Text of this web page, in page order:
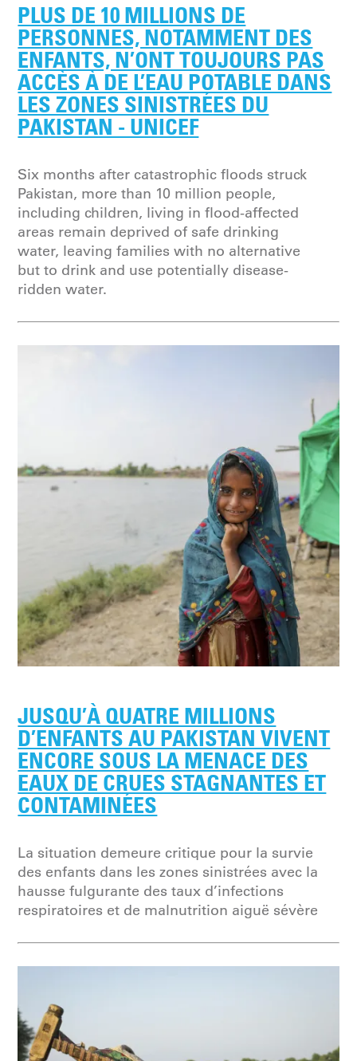
PLUS DE 10 MILLIONS DE
PERSONNES, NOTAMMENT DES
ENFANTS, N’ONT TOUJOURS PAS
ACCÈS À DE L’EAU POTABLE DANS
LES ZONES SINISTRÉES DU
PAKISTAN - UNICEF
Six months after catastrophic floods struck
Pakistan, more than 10 million people,
including children, living in flood-affected
areas remain deprived of safe drinking
water, leaving families with no alternative
but to drink and use potentially disease-
ridden water.
JUSQU’À QUATRE MILLIONS
D’ENFANTS AU PAKISTAN VIVENT
ENCORE SOUS LA MENACE DES
EAUX DE CRUES STAGNANTES ET
CONTAMINÉES
La situation demeure critique pour la survie
des enfants dans les zones sinistrées avec la
hausse fulgurante des taux d’infections
respiratoires et de malnutrition aiguë sévère